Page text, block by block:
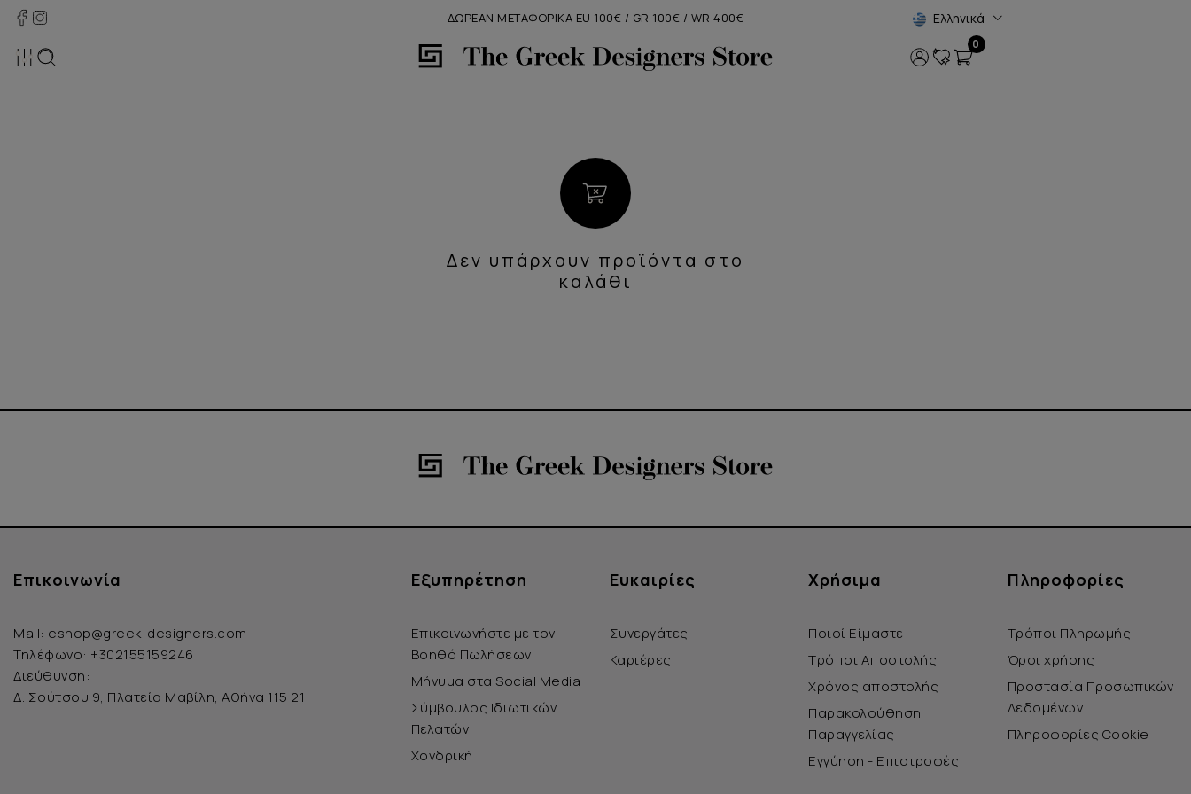
ΔΩΡΕΑΝ ΜΕΤΑΦΟΡΙΚΑ EU 100€ / GR 100€ / WR 400€ Ελληνικά
0
Δεν υπάρχουν προϊόντα στο
καλάθι
Επικοινωνία
Mail: eshop@greek-designers.com
Τηλέφωνο: +302155159246
Διεύθυνση:
Δ. Σούτσου 9, Πλατεία Μαβίλη, Αθήνα 115 21
Εξυπηρέτηση
Επικοινωνήστε με τον
Βοηθό Πωλήσεων
Μήνυμα στα Social Media
Σύμβουλος Ιδιωτικών
Πελατών
Χονδρική
Ευκαιρίες
Συνεργάτες
Καριέρες
Χρήσιμα
Ποιοί Είμαστε
Τρόποι Αποστολής
Χρόνος αποστολής
Παρακολούθηση
Παραγγελίας
Εγγύηση - Επιστροφές
Πληροφορίες
Τρόποι Πληρωμής
Όροι χρήσης
Προστασία Προσωπικών
Δεδομένων
Πληροφορίες Cookie